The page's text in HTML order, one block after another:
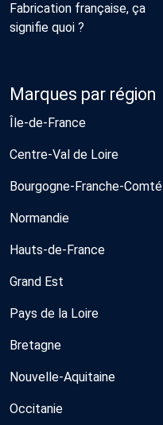
Fabrication française, ça
signifie quoi ?
Marques par région
Île-de-France
Centre-Val de Loire
Bourgogne-Franche-Comté
Normandie
Hauts-de-France
Grand Est
Pays de la Loire
Bretagne
Nouvelle-Aquitaine
Occitanie